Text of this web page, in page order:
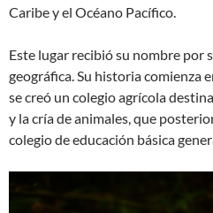
Caribe y el Océano Pacífico.
Este lugar recibió su nombre por
geográfica. Su historia comienza
se creó un colegio agrícola
y la cría de animales, que
colegio de educación básica